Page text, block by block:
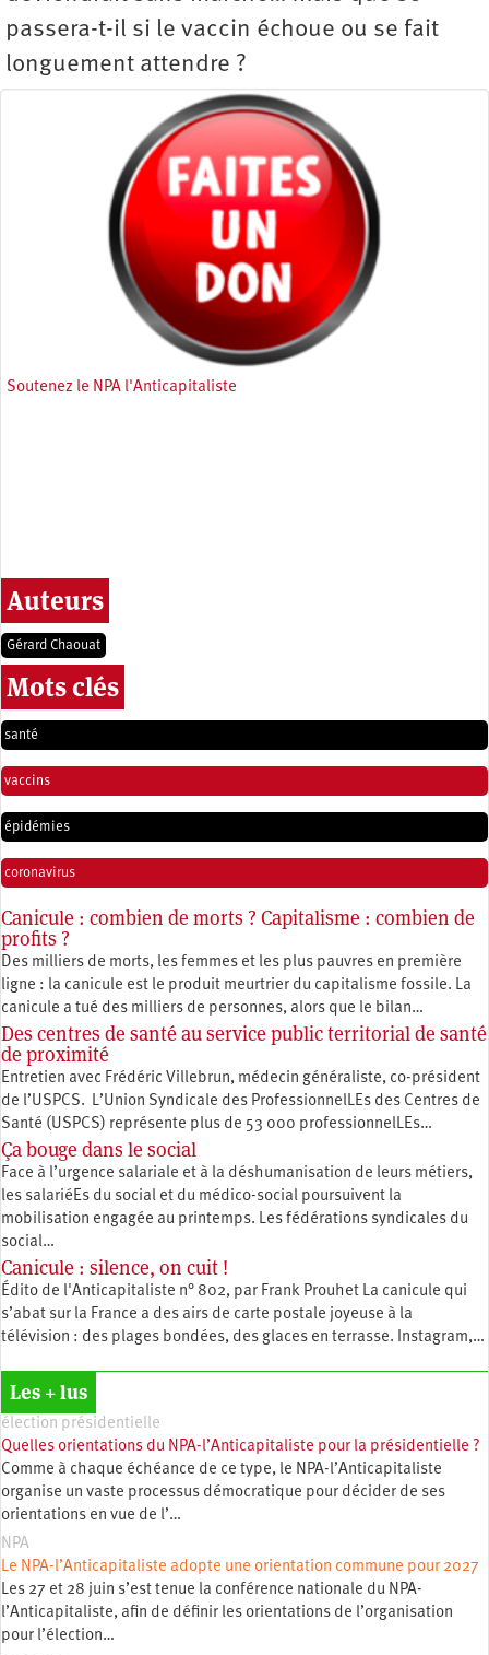
passera-t-il si le vaccin échoue ou se fait
longuement attendre ?
Soutenez le NPA l'Anticapitaliste
Auteurs
Gérard Chaouat
Mots clés
santé
vaccins
épidémies
coronavirus
Canicule : combien de morts ? Capitalisme : combien de
profits ?
Des milliers de morts, les femmes et les plus pauvres en première
ligne : la canicule est le produit meurtrier du capitalisme fossile. La
canicule a tué des milliers de personnes, alors que le bilan…
Des centres de santé au service public territorial de santé
de proximité
Entretien avec Frédéric Villebrun, médecin généraliste, co-président
de l’USPCS. L’Union Syndicale des ProfessionnelLEs des Centres de
Santé (USPCS) représente plus de 53 000 professionnelLEs…
Ça bouge dans le social
Face à l’urgence salariale et à la déshumanisation de leurs métiers,
les salariéEs du social et du médico-social poursuivent la
mobilisation engagée au printemps. Les fédérations syndicales du
social…
Canicule : silence, on cuit !
Édito de l'Anticapitaliste n° 802, par Frank Prouhet La canicule qui
s’abat sur la France a des airs de carte postale joyeuse à la
télévision : des plages bondées, des glaces en terrasse. Instagram,…
Les + lus
élection présidentielle
Quelles orientations du NPA-l’Anticapitaliste pour la présidentielle ?
Comme à chaque échéance de ce type, le NPA-l’Anticapitaliste
organise un vaste processus démocratique pour décider de ses
orientations en vue de l’…
NPA
Le NPA-l’Anticapitaliste adopte une orientation commune pour 2027
Les 27 et 28 juin s’est tenue la conférence nationale du NPA-
l’Anticapitaliste, afin de définir les orientations de l’organisation
pour l’élection…